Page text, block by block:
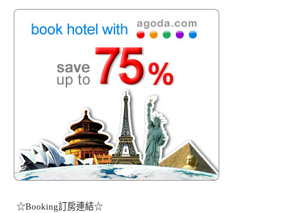
☆Booking訂房連結☆